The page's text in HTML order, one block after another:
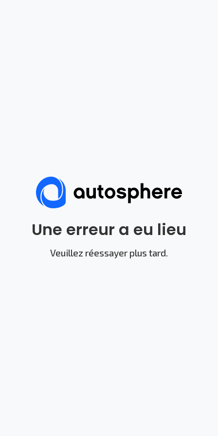
Une erreur a eu lieu
Veuillez réessayer plus tard.